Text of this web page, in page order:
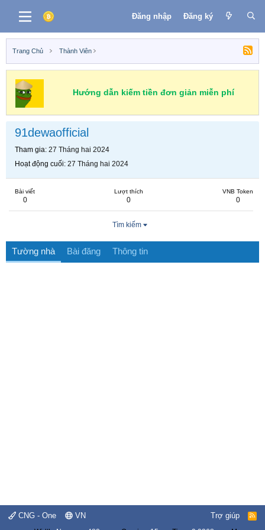
Đăng nhập Đăng ký
Trang Chủ Thành Viên
Hướng dẫn kiếm tiền đơn giản miễn phí
91dewaofficial
Tham gia 27 Tháng hai 2024
Hoạt động cuối 27 Tháng hai 2024
Bài viết
0
Lượt thích
0
VNB Token
0
Tìm kiếm
Tường nhà Bài đăng Thông tin
CNG - One VN Trợ giúp
R